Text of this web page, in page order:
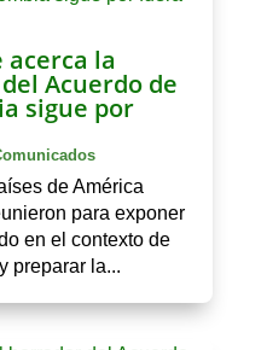
acerca la
Acuerdo de
sigue por
de América
para exponer
en el contexto de
preparar la...